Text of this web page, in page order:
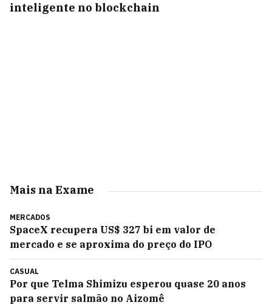
inteligente no blockchain
Mais na Exame
MERCADOS
SpaceX recupera US$ 327 bi em valor de
mercado e se aproxima do preço do IPO
CASUAL
Por que Telma Shimizu esperou quase 20 anos
para servir salmão no Aizomê